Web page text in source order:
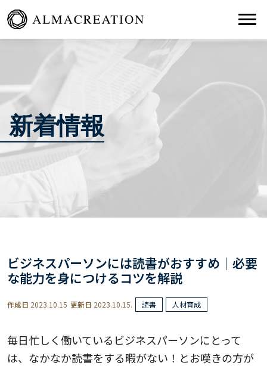
新着情報
ビジネスパーソンには読書がおすすめ｜必要
な能力を身につけるコツを解説
作成日 2023.10.15 更新日 2023.10.15. 読書 人材育成
毎日忙しく働いているビジネスパーソンにとって
は、なかなか読書をする暇がない！とお嘆きの方が